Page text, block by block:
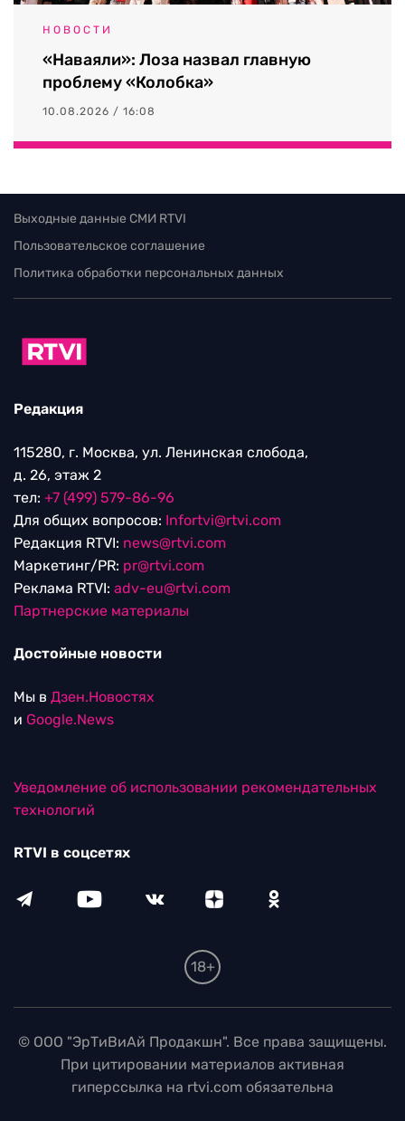
НОВОСТИ
«Наваяли»: Лоза назвал главную
проблему «Колобка»
10.08.2026 / 16:08
Выходные данные СМИ RTVI
Пользовательское соглашение
Политика обработки персональных данных
Редакция
115280, г. Москва, ул. Ленинская слобода,
д. 26, этаж 2
тел: +7 (499) 579-86-96
Для общих вопросов: Infortvi@rtvi.com
Редакция RTVI: news@rtvi.com
Маркетинг/PR: pr@rtvi.com
Реклама RTVI: adv-eu@rtvi.com
Партнерские материалы
Достойные новости
Мы в Дзен.Новостях
и Google.News
Уведомление об использовании рекомендательных
технологий
RTVI в соцсетях
18+
© ООО "ЭрТиВиАй Продакшн". Все права защищены.
При цитировании материалов активная
гиперссылка на rtvi.com обязательна